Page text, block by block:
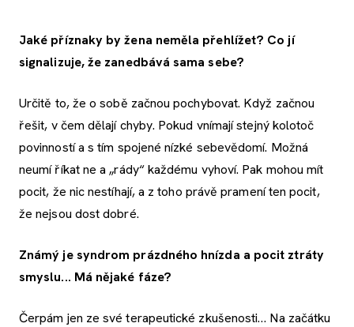
Jaké příznaky by žena neměla přehlížet? Co jí
signalizuje, že zanedbává sama sebe?
Určitě to, že o sobě začnou pochybovat. Když začnou
řešit, v čem dělají chyby. Pokud vnímají stejný kolotoč
povinností a s tím spojené nízké sebevědomí. Možná
neumí říkat ne a „rády“ každému vyhoví. Pak mohou mít
pocit, že nic nestíhají, a z toho právě pramení ten pocit,
že nejsou dost dobré.
Známý je syndrom prázdného hnízda a pocit ztráty
smyslu... Má nějaké fáze?
Čerpám jen ze své terapeutické zkušenosti… Na začátku